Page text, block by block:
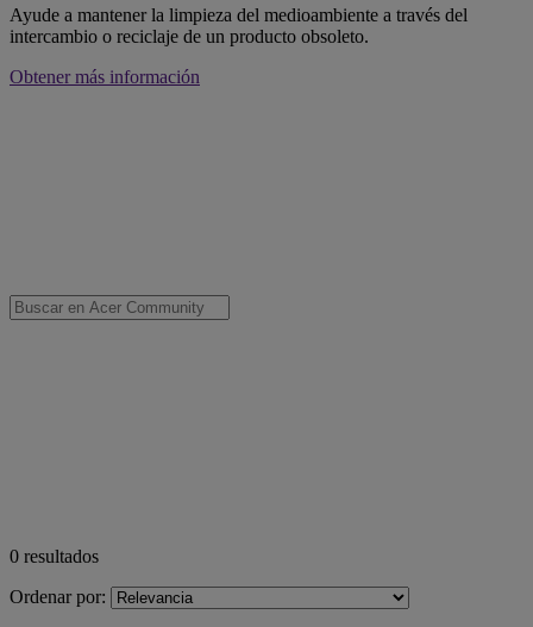
Ayude a mantener la limpieza del medioambiente a través del
intercambio o reciclaje de un producto obsoleto.
Obtener más información
0 resultados
Ordenar por: